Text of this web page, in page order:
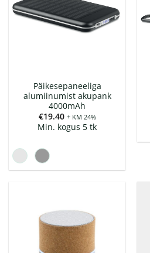
Päikesepaneeliga
alumiinumist akupank
4000mAh
€19.40 + KM 24%
Min. kogus 5 tk